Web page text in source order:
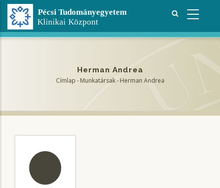
Ugrás
tartalomra
Herman Andrea
Címlap - Munkatársak - Herman Andrea